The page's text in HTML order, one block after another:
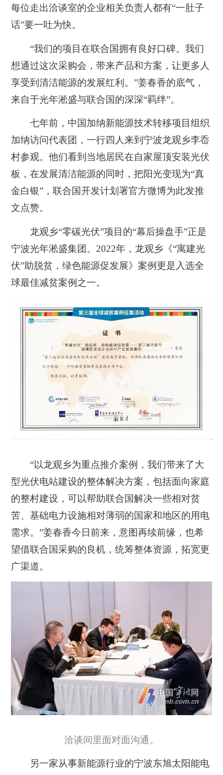
每位走出洽谈室的企业相关负责人都有“一肚子
话”要一吐为快。
“我们的项目在联合国拥有良好口碑。我们
想通过这次采购会，带来产品和方案，让更多人
享受到清洁能源的发展红利。”姜春香的底气，
来自于光年淞盛与联合国的深深“羁绊”。
七年前，中国加纳新能源技术转移项目组织
加纳访问代表团，一行四人来到宁波龙观乡李岙
村参观。他们看到当地居民在自家屋顶安装光伏
板，在发展清洁能源的同时，把阳光变现为“真
金白银”，联合国开发计划署官方微博为此发推
文点赞。
龙观乡“零碳光伏”项目的“幕后操盘手”正是
宁波光年淞盛集团。2022年，龙观乡《“寓建光
伏”助脱贫，绿色能源促发展》案例更是入选全
球最佳减贫案例之一。
“以龙观乡为重点推介案例，我们带来了大
型光伏电站建设的整体解决方案，包括面向家庭
的整村建设，可以帮助联合国解决一些相对贫
苦、基础电力设施相对薄弱的国家和地区的用电
需求。”姜春香今日前来，意图再续前缘，也希
望借联合国采购的良机，统筹整体资源，拓宽更
广渠道。
洽谈间里面对面沟通。
另一家从事新能源行业的宁波东旭太阳能电